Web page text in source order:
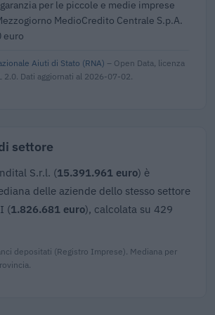
per le piccole e medie imprese
MedioCredito Centrale S.p.A.
euro
Aiuti di Stato (RNA) – Open Data, licenza
2.0. Dati aggiornati al 2026-07-02.
settore
S.r.l. (15.391.961 euro) è
delle aziende dello stesso settore
(1.826.681 euro), calcolata su 429
depositati (Registro Imprese). Mediana per